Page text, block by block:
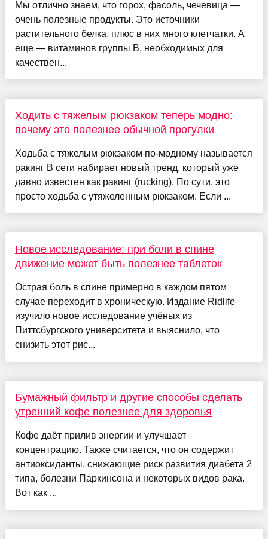
Мы отлично знаем, что горох, фасоль, чечевица —
очень полезные продукты. Это источники
растительного белка, плюс в них много клетчатки. А
еще — витаминов группы B, необходимых для
качествен...
Ходить с тяжелым рюкзаком теперь модно:
почему это полезнее обычной прогулки
Ходьба с тяжелым рюкзаком по-модному называется
ракинг В сети набирает новый тренд, который уже
давно известен как ракинг (rucking). По сути, это
просто ходьба с утяжеленным рюкзаком. Если ...
Новое исследование: при боли в спине
движение может быть полезнее таблеток
Острая боль в спине примерно в каждом пятом
случае переходит в хроническую. Издание Ridlife
изучило новое исследование учёных из
Питтсбургского университета и выяснило, что
снизить этот рис...
Бумажный фильтр и другие способы сделать
утренний кофе полезнее для здоровья
Кофе даёт прилив энергии и улучшает
концентрацию. Также считается, что он содержит
антиоксиданты, снижающие риск развития диабета 2
типа, болезни Паркинсона и некоторых видов рака.
Вот как ...